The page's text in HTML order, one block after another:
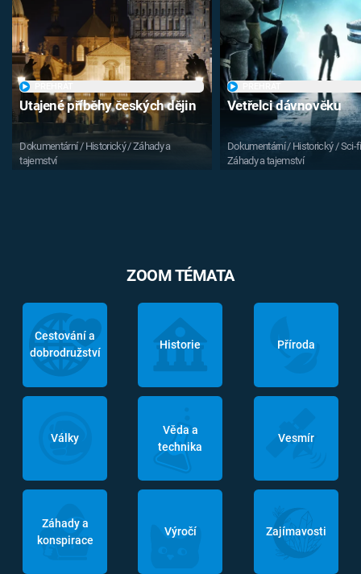
Utajené příběhy českých dějin
Dokumentární / Historický / Záhady a
tajemství
Vetřelci dávnověku
Dokumentární / Historický / Sci-
Záhady a tajemství
ZOOM TÉMATA
Cestování a
dobrodružství
Historie Příroda
Války
Věda a
technika
Vesmír
Záhady a
konspirace
Výročí Zajímavosti